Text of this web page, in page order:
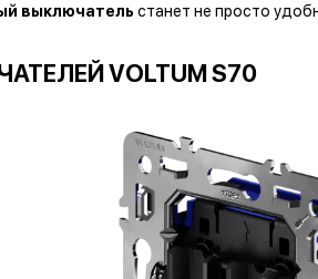
выключатель станет не просто
VOLTUM S70